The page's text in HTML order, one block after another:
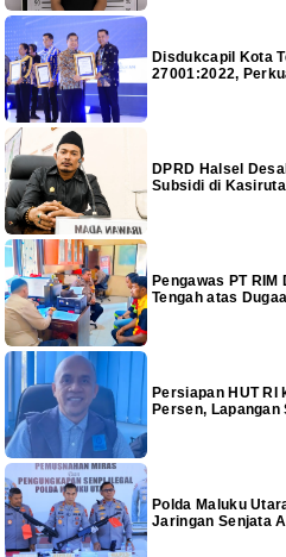
Disdukcapil Kota
27001:2022,
DPRD Halsel
Subsidi di
Pengawas PT
Tengah atas
Persiapan HUT RI
Persen,
Polda Maluku
Jaringan Senjata